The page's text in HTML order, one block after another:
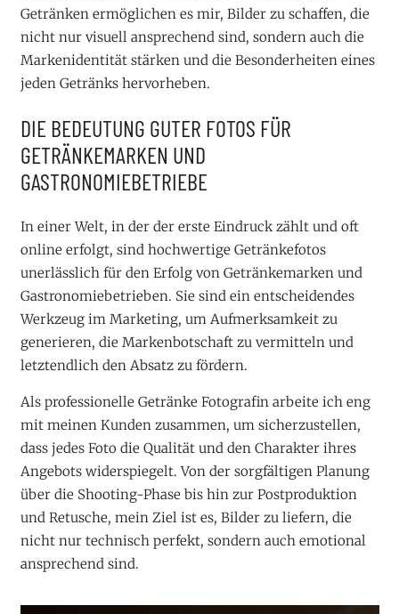
Getränken ermöglichen es mir, Bilder zu schaffen, die
nicht nur visuell ansprechend sind, sondern auch die
Markenidentität stärken und die Besonderheiten eines
jeden Getränks hervorheben.
DIE BEDEUTUNG GUTER FOTOS FÜR
GETRÄNKEMARKEN UND
GASTRONOMIEBETRIEBE
In einer Welt, in der der erste Eindruck zählt und oft
online erfolgt, sind hochwertige Getränkefotos
unerlässlich für den Erfolg von Getränkemarken und
Gastronomiebetrieben. Sie sind ein entscheidendes
Werkzeug im Marketing, um Aufmerksamkeit zu
generieren, die Markenbotschaft zu vermitteln und
letztendlich den Absatz zu fördern.
Als professionelle Getränke Fotografin arbeite ich eng
mit meinen Kunden zusammen, um sicherzustellen,
dass jedes Foto die Qualität und den Charakter ihres
Angebots widerspiegelt. Von der sorgfältigen Planung
über die Shooting-Phase bis hin zur Postproduktion
und Retusche, mein Ziel ist es, Bilder zu liefern, die
nicht nur technisch perfekt, sondern auch emotional
ansprechend sind.